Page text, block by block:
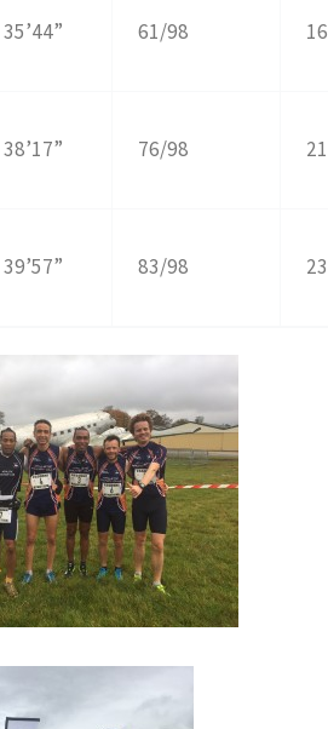
35’44” 61/98
38’17” 76/98
39’57” 83/98